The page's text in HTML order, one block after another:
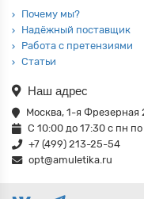
Почему мы?
Надёжный поставщик
Работа с претензиями
Статьи
Наш адрес
Москва, 1-я Фрезерная
С 10:00 до 17:30 с пн
+7 (499) 213-25-54
opt@amuletika.ru